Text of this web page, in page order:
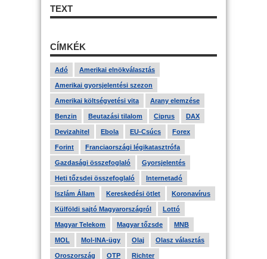
TEXT
CÍMKÉK
Adó Amerikai elnökválasztás
Amerikai gyorsjelentési szezon
Amerikai költségvetési vita Arany elemzése
Benzin Beutazási tilalom Ciprus DAX
Devizahitel Ebola EU-Csúcs Forex
Forint Franciaországi légikatasztrófa
Gazdasági összefoglaló Gyorsjelentés
Heti tőzsdei összefoglaló Internetadó
Iszlám Állam Kereskedési ötlet Koronavírus
Külföldi sajtó Magyarországról Lottó
Magyar Telekom Magyar tőzsde MNB
MOL Mol-INA-ügy Olaj Olasz választás
Oroszország OTP Richter